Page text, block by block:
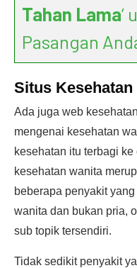
Tahan Lama’
Pasangan
Situs
Ada juga web
mengenai kesehatan
kesehatan itu terbagi
kesehatan wanita
beberapa penyakit
wanita dan bukan pria,
sub topik tersendiri.
Tidak sedikit penyakit